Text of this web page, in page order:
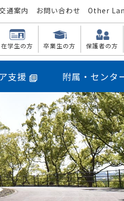
通案内 お問い合わせ Other
在学生の方 卒業生の方 保護者の方
支援 附属・センタ